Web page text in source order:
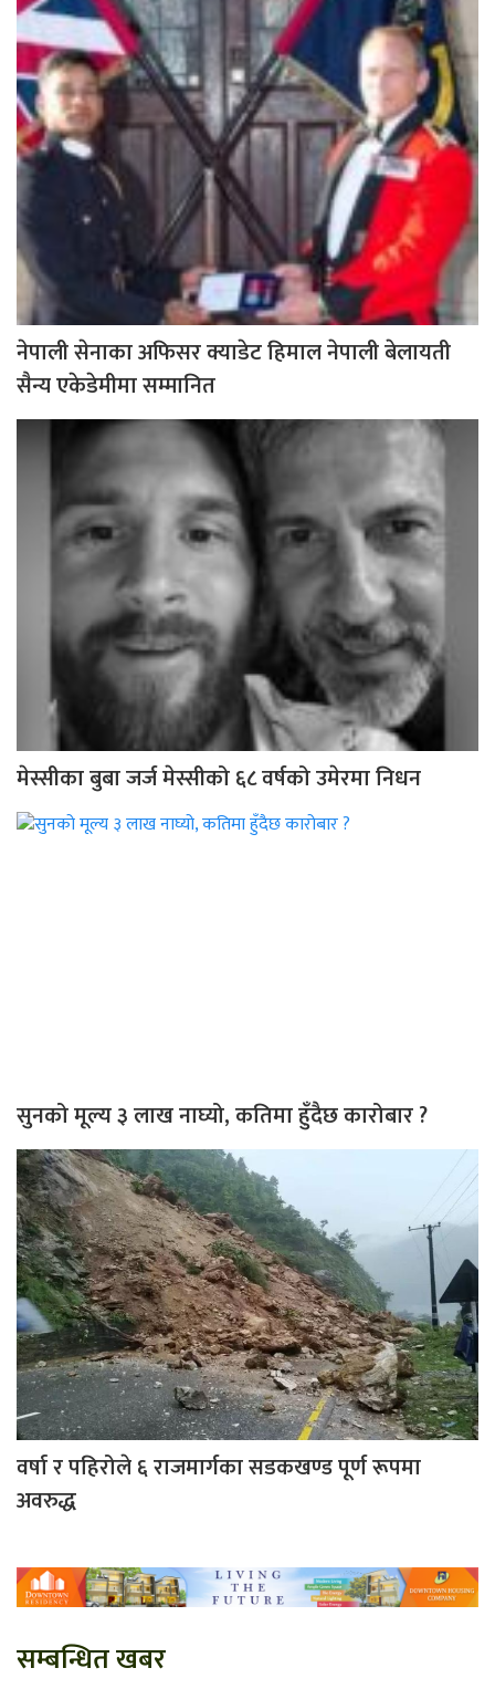
नेपाली सेनाका अफिसर क्याडेट हिमाल नेपाली बेलायती
सैन्य एकेडेमीमा सम्मानित
मेस्सीका बुबा जर्ज मेस्सीको ६८ वर्षको उमेरमा निधन
सुनको मूल्य ३ लाख नाघ्यो, कतिमा हुँदैछ कारोबार ?
वर्षा र पहिरोले ६ राजमार्गका सडकखण्ड पूर्ण रूपमा
अवरुद्ध
सम्बन्धित खबर